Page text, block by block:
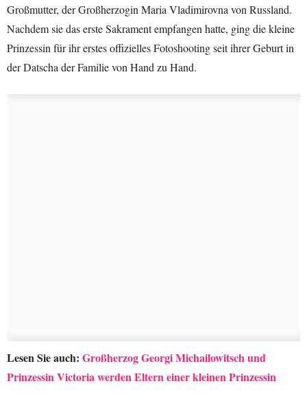
Großmutter, der Großherzogin Maria Vladimirovna von Russland.
Nachdem sie das erste Sakrament empfangen hatte, ging die kleine
Prinzessin für ihr erstes offizielles Fotoshooting seit ihrer Geburt in
der Datscha der Familie von Hand zu Hand.
Lesen Sie auch: Großherzog Georgi Michailowitsch und
Prinzessin Victoria werden Eltern einer kleinen Prinzessin